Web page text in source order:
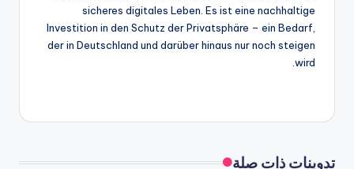
sicheres digitales Leben. Es ist eine nachhaltige
Investition in den Schutz der Privatsphäre – ein Bedarf,
der in Deutschland und darüber hinaus nur noch steigen
wird.
تدوينات ذات صلة